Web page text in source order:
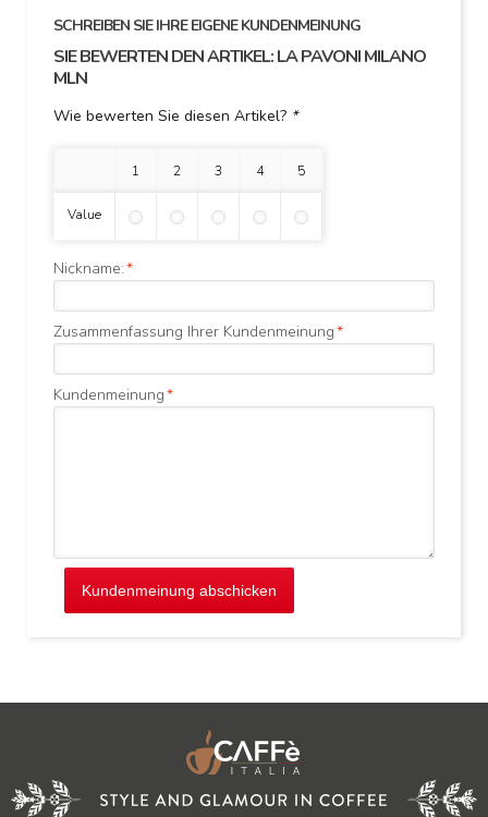
SCHREIBEN SIE IHRE EIGENE KUNDENMEINUNG
SIE BEWERTEN DEN ARTIKEL:LA PAVONI MILANO
MLN
Wie bewerten Sie diesen Artikel? *
1 Stern 2 Sterne3 Sterne4 Sterne5 Sterne
Value
*
Nickname:
*
Zusammenfassung Ihrer Kundenmeinung
*
Kundenmeinung
Kundenmeinung abschicken